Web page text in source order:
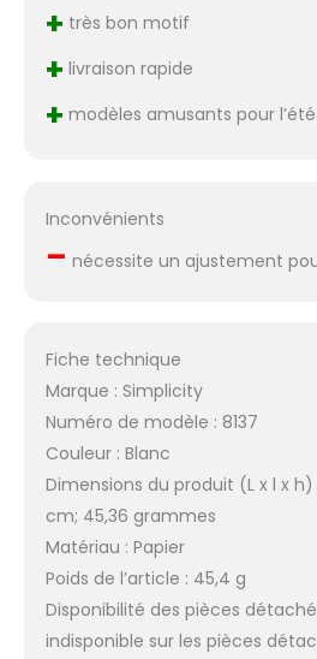
+ très bon motif
+ livraison rapide
+ modèles amusants pour l’été
Inconvénients
– nécessite un ajustement
Fiche technique
Marque : Simplicity
Numéro de modèle : 8137
Couleur : Blanc
Dimensions du produit (L x l x h) :
cm; 45,36 grammes
Matériau : Papier
Poids de l’article : 45,4 g
Disponibilité des pièces
indisponible sur les pièces